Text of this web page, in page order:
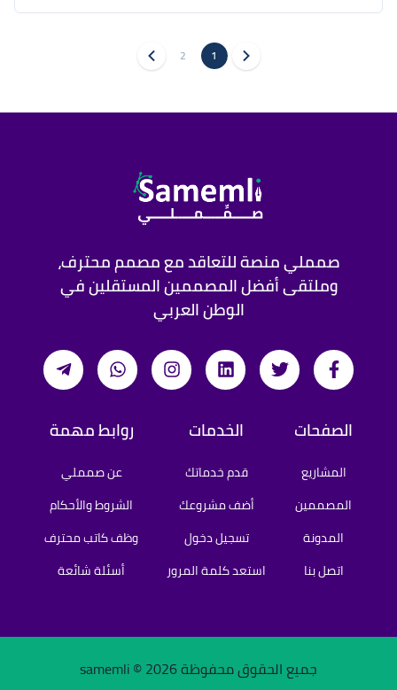
1
2
صمملي منصة للتعاقد مع مصمم محترف،
وملتقى أفضل المصممين المستقلين في
الوطن العربي
الصفحات
المشاريع
المصممين
المدونة
اتصل بنا
الخدمات
قدم خدماتك
أضف مشروعك
تسجيل دخول
استعد كلمة المرور
روابط مهمة
عن صمملي
الشروط والأحكام
وظف كاتب محترف
أسئلة شائعة
جميع الحقوق محفوظة samemli ©2026